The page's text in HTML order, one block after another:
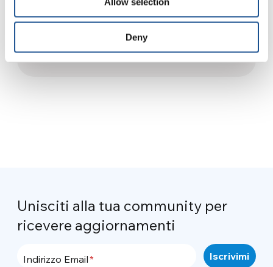
Deny
New Humanity partner
dell’UNEP
20 Luglio 2021
Unisciti alla tua community per
ricevere aggiornamenti
Indirizzo Email